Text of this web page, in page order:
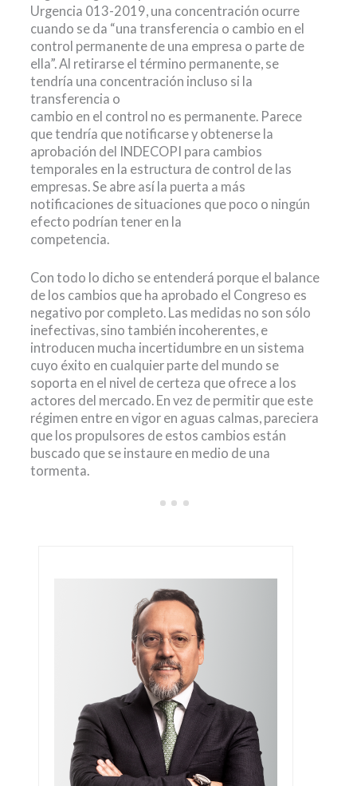
Urgencia 013-2019, una concentración ocurre
cuando se da “una transferencia o cambio en el
control permanente de una empresa o parte de
ella”. Al retirarse el término permanente, se
tendría una concentración incluso si la
transferencia o
cambio en el control no es permanente. Parece
que tendría que notificarse y obtenerse la
aprobación del INDECOPI para cambios
temporales en la estructura de control de las
empresas. Se abre así la puerta a más
notificaciones de situaciones que poco o ningún
efecto podrían tener en la
competencia.
Con todo lo dicho se entenderá porque el balance
de los cambios que ha aprobado el Congreso es
negativo por completo. Las medidas no son sólo
inefectivas, sino también incoherentes, e
introducen mucha incertidumbre en un sistema
cuyo éxito en cualquier parte del mundo se
soporta en el nivel de certeza que ofrece a los
actores del mercado. En vez de permitir que este
régimen entre en vigor en aguas calmas, pareciera
que los propulsores de estos cambios están
buscado que se instaure en medio de una
tormenta.